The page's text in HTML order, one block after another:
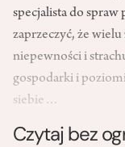
specjalista do spraw
zaprzeczyć, że wielu
niepewności i
gospodarki i
siebie…
Czytaj bez